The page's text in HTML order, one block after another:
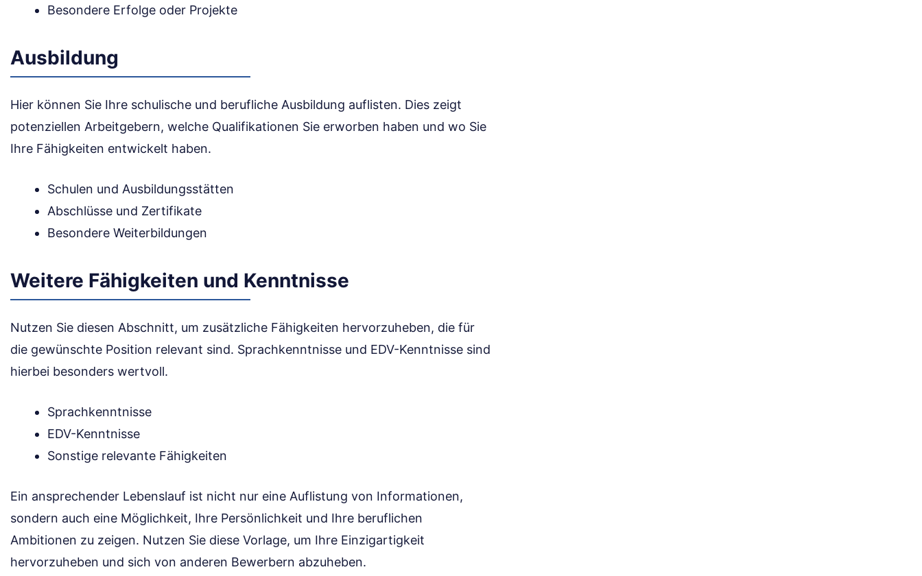
Besondere Erfolge oder Projekte
Ausbildung
Hier können Sie Ihre schulische und berufliche Ausbildung auflisten. Dies zeigt
potenziellen Arbeitgebern, welche Qualifikationen Sie erworben haben und wo Sie
Ihre Fähigkeiten entwickelt haben.
Schulen und Ausbildungsstätten
Abschlüsse und Zertifikate
Besondere Weiterbildungen
Weitere Fähigkeiten und Kenntnisse
Nutzen Sie diesen Abschnitt, um zusätzliche Fähigkeiten hervorzuheben, die für
die gewünschte Position relevant sind. Sprachkenntnisse und EDV-Kenntnisse sind
hierbei besonders wertvoll.
Sprachkenntnisse
EDV-Kenntnisse
Sonstige relevante Fähigkeiten
Ein ansprechender Lebenslauf ist nicht nur eine Auflistung von Informationen,
sondern auch eine Möglichkeit, Ihre Persönlichkeit und Ihre beruflichen
Ambitionen zu zeigen. Nutzen Sie diese Vorlage, um Ihre Einzigartigkeit
hervorzuheben und sich von anderen Bewerbern abzuheben.